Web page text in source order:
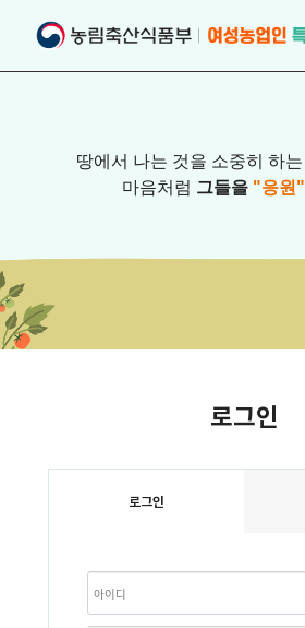
땅에서 나는 것을 소중히 하는
마음처럼 그들을 "응원"
로그인
로그인